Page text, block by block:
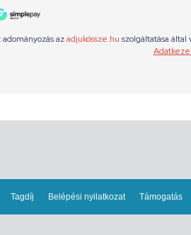
Tagdíj Belépési nyilatkozat Támogatás